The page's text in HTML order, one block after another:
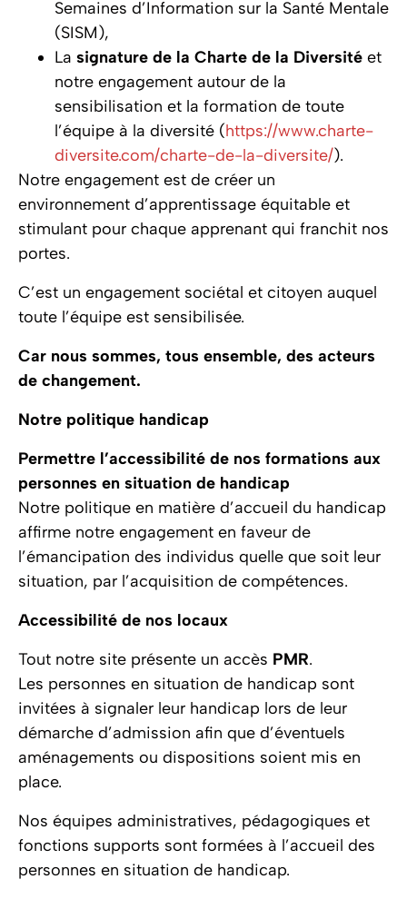
Semaines d’Information sur la Santé Mentale
(SISM),
La signature de la Charte de la Diversité et
notre engagement autour de la
sensibilisation et la formation de toute
l’équipe à la diversité (https://www.charte-
diversite.com/charte-de-la-diversite/).
Notre engagement est de créer un
environnement d’apprentissage équitable et
stimulant pour chaque apprenant qui franchit nos
portes.
C’est un engagement sociétal et citoyen auquel
toute l’équipe est sensibilisée.
Car nous sommes, tous ensemble, des acteurs
de changement.
Notre politique handicap
Permettre l’accessibilité de nos formations aux
personnes en situation de handicap
Notre politique en matière d’accueil du handicap
affirme notre engagement en faveur de
l’émancipation des individus quelle que soit leur
situation, par l’acquisition de compétences.
Accessibilité de nos locaux
Tout notre site présente un accès PMR.
Les personnes en situation de handicap sont
invitées à signaler leur handicap lors de leur
démarche d’admission afin que d’éventuels
aménagements ou dispositions soient mis en
place.
Nos équipes administratives, pédagogiques et
fonctions supports sont formées à l’accueil des
personnes en situation de handicap.